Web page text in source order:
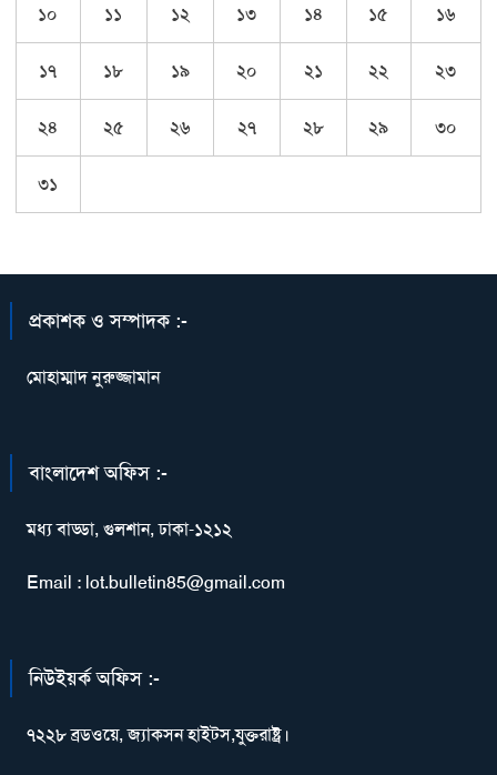
১০ ১১ ১২ ১৩ ১৪ ১৫ ১৬
১৭ ১৮ ১৯ ২০ ২১ ২২ ২৩
২৪ ২৫ ২৬ ২৭ ২৮ ২৯ ৩০
৩১
প্রকাশক ও সম্পাদক :-
মোহাম্মাদ নুরুজ্জামান
বাংলাদেশ অফিস :-
মধ্য বাড্ডা, গুলশান, ঢাকা-১২১২
Email : lot.bulletin85@gmail.com
নিউইয়র্ক অফিস :-
৭২২৮ ব্রডওয়ে, জ্যাকসন হাইটস,যুক্তরাষ্ট্র।